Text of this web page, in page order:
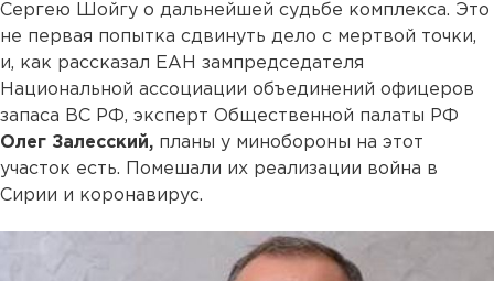
Сергею Шойгу о дальнейшей судьбе комплекса. Это
не первая попытка сдвинуть дело с мертвой точки,
и, как рассказал ЕАН зампредседателя
Национальной ассоциации объединений офицеров
запаса ВС РФ, эксперт Общественной палаты РФ
Олег Залесский, планы у минобороны на этот
участок есть. Помешали их реализации война в
Сирии и коронавирус.